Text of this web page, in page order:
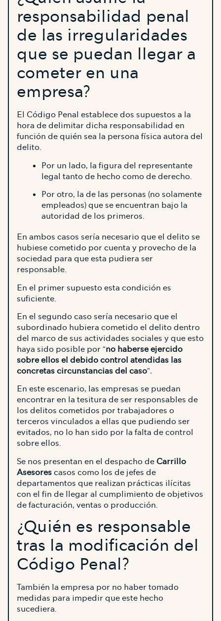
responsabilidad penal
de las irregularidades
que se puedan llegar a
cometer en una
empresa?
El Código Penal establece dos supuestos a la
hora de delimitar dicha responsabilidad en
función de quién sea la persona física autora del
delito.
Por un lado, la figura del representante
legal tanto de hecho como de derecho.
Por otro, la de las personas (no solamente
empleados) que se encuentran bajo la
autoridad de los primeros.
En ambos casos sería necesario que el delito se
hubiese cometido por cuenta y provecho de la
sociedad para que esta pudiera ser
responsable.
En el primer supuesto esta condición es
suficiente.
En el segundo caso sería necesario que el
subordinado hubiera cometido el delito dentro
del marco de sus actividades sociales y que esto
haya sido posible por “no haberse ejercido
sobre ellos el debido control atendidas las
concretas circunstancias del caso”.
En este escenario, las empresas se puedan
encontrar en la tesitura de ser responsables de
los delitos cometidos por trabajadores o
terceros vinculados a ellas que pudiendo ser
evitados, no lo han sido por la falta de control
sobre ellos.
Se nos presentan en el despacho de Carrillo
Asesorescasos como los de jefes de
departamentos que realizan prácticas ilícitas
con el fin de llegar al cumplimiento de objetivos
de facturación, ventas o producción.
¿Quién es responsable
tras la modificación del
Código Penal?
También la empresa por no haber tomado
medidas para impedir que este hecho
sucediera.